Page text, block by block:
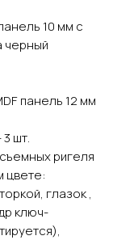
10 мм с
черный
панель 12 мм
шт.
ригеля
цвете:
глазок ,
ключ-